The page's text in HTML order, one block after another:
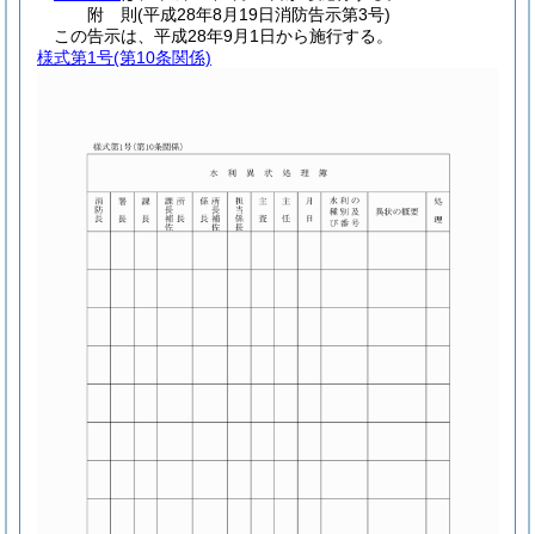
附 則(平成28年8月19日消防告示第3号)
この告示は、平成28年9月1日から施行する。
様式第1号(第10条関係)